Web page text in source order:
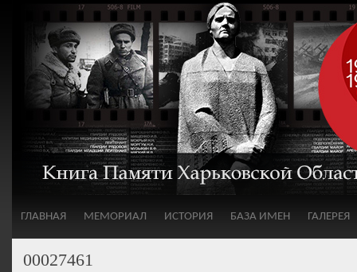
ГЛАВНАЯ МЕМОРИАЛ ИСТОРИЯ БАЗА ИМЕН ГАЛЕРЕЯ
00027461